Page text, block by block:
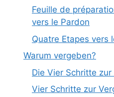
Feuille de
vers le Pardon
Quatre Etapes vers
Warum vergeben?
Die Vier Schritte
Vier Schritte zur